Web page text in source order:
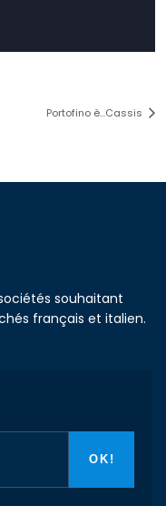
Portofino è…Cassis
souhaitant
français et italien.